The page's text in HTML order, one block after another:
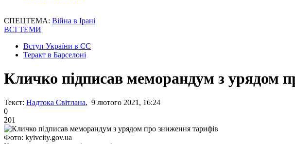
СПЕЦТЕМА: Війна в Ірані
ВСІ ТЕМИ
Вступ України в ЄС
Теракт в Барселоні
Кличко підписав меморандум з урядом
Текст: Надтока Світлана, 9 лютого 2021, 16:24
0
201
Фото: kyivcity.gov.ua